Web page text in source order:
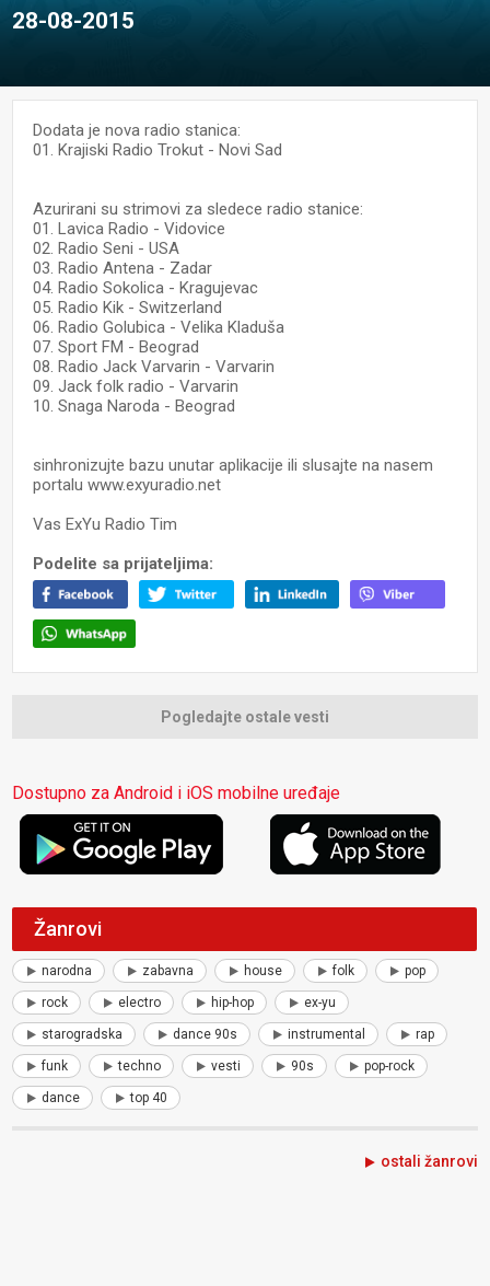
28-08-2015
Dodata je nova radio stanica:
01. Krajiski Radio Trokut - Novi Sad
Azurirani su strimovi za sledece radio stanice:
01. Lavica Radio - Vidovice
02. Radio Seni - USA
03. Radio Antena - Zadar
04. Radio Sokolica - Kragujevac
05. Radio Kik - Switzerland
06. Radio Golubica - Velika Kladuša
07. Sport FM - Beograd
08. Radio Jack Varvarin - Varvarin
09. Jack folk radio - Varvarin
10. Snaga Naroda - Beograd
sinhronizujte bazu unutar aplikacije ili slusajte na nasem
portalu www.exyuradio.net
Vas ExYu Radio Tim
Podelite sa prijateljima:
Pogledajte ostale vesti
Dostupno za Android i iOS mobilne uređaje
Žanrovi
narodna zabavna house folk pop
rock electro hip-hop ex-yu
starogradska dance 90s instrumental rap
funk techno vesti 90s pop-rock
dance top 40
ostali žanrovi